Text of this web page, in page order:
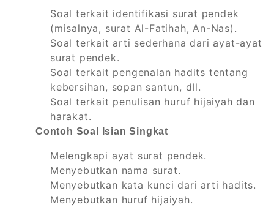
Soal terkait identifikasi surat pendek
(misalnya, surat Al-Fatihah, An-Nas).
Soal terkait arti sederhana dari ayat-ayat
surat pendek.
Soal terkait pengenalan hadits tentang
kebersihan, sopan santun, dll.
Soal terkait penulisan huruf hijaiyah dan
harakat.
Contoh Soal Isian Singkat
Melengkapi ayat surat pendek.
Menyebutkan nama surat.
Menyebutkan kata kunci dari arti hadits.
Menyebutkan huruf hijaiyah.